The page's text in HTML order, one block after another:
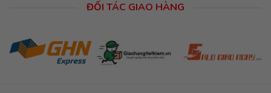
ĐỐI TÁC GIAO HÀNG